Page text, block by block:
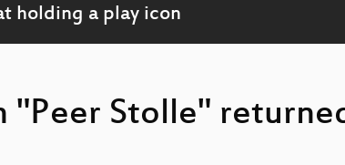
"Peer Stolle"